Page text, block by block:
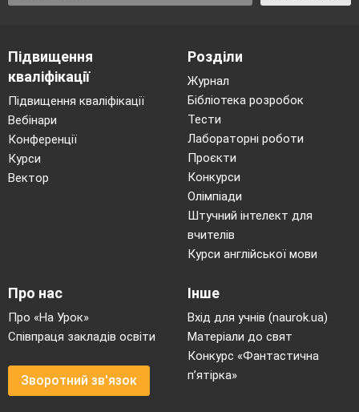
Підвищення
кваліфікації
Підвищення кваліфікації
Вебінари
Конференції
Курси
Вектор
Розділи
Журнал
Бібліотека розробок
Тести
Лабораторні роботи
Проєкти
Конкурси
Олімпіади
Штучний інтелект для
вчителів
Курси англійської мови
Про нас
Про «На Урок»
Співпраця закладів освіти
Зворотний зв'язок
Інше
Вхід для учнів (naurok.ua)
Матеріали до свят
Конкурс «Фантастична
п’ятірка»